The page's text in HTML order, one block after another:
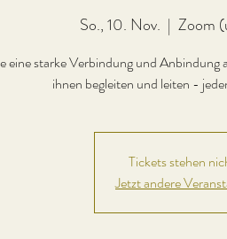
So., 10. Nov.
  |
Zoom
eine starke Verbindung und
ihnen begleiten und leiten -
Tickets stehen
Jetzt andere